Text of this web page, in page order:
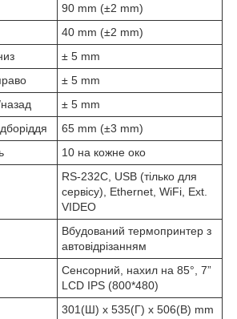
90 mm (±2 mm)
40 mm (±2 mm)
± 5 mm
± 5 mm
± 5 mm
65 mm (±3 mm)
10 на кожне око
RS-232C, USB (тілько для
сервісу), Ethernet, WiFi, Ext.
VIDEO
Вбудований термопринтер з
автовідрізанням
Сенсорний, нахил на 85°, 7”
LCD IPS (800*480)
301(Ш) x 535(Г) x 506(В) mm